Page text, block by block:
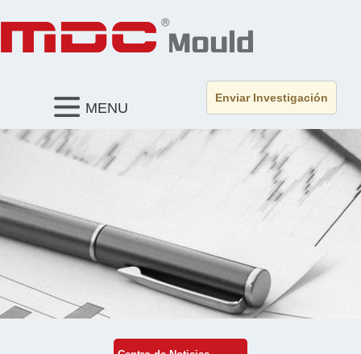
Enviar Investigación
MENU